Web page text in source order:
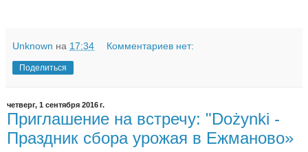
Unknown на 17:34 Комментариев нет:
Поделиться
четверг, 1 сентября 2016 г.
Приглашение на встречу: "Dożynki -
Праздник сбора урожая в Ежманово»